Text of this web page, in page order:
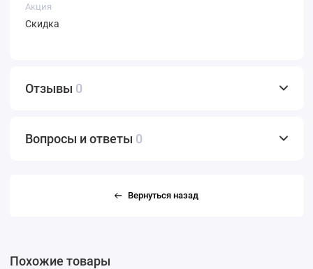
Акция
Скидка
Отзывы 0
Вопросы и ответы 0
Вернуться назад
Похожие товары